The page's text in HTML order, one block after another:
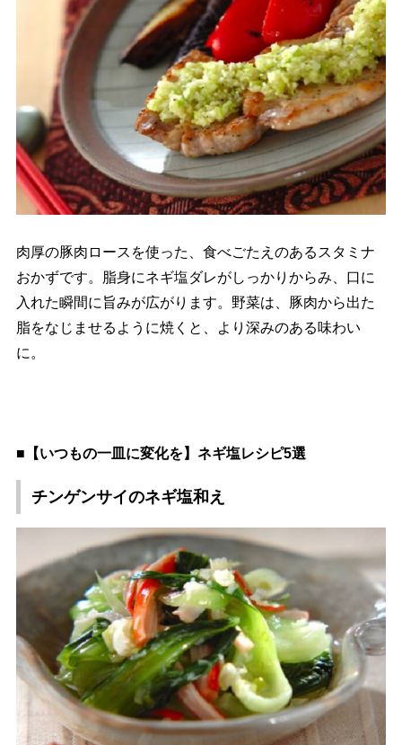
肉厚の豚肉ロースを使った、食べごたえのあるスタミナ
おかずです。脂身にネギ塩ダレがしっかりからみ、口に
入れた瞬間に旨みが広がります。野菜は、豚肉から出た
脂をなじませるように焼くと、より深みのある味わい
に。
■【いつもの一皿に変化を】ネギ塩レシピ5選
チンゲンサイのネギ塩和え